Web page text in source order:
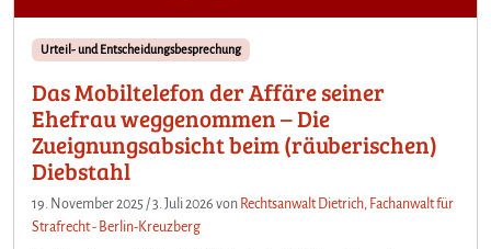
Urteil- und Entscheidungsbesprechung
Das Mobiltelefon der Affäre seiner
Ehefrau weggenommen – Die
Zueignungsabsicht beim (räuberischen)
Diebstahl
19. November 2025 /3. Juli 2026 von Rechtsanwalt Dietrich, Fachanwalt für
Strafrecht - Berlin-Kreuzberg